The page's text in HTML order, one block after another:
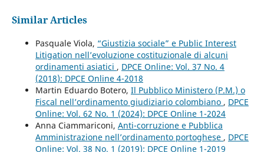
Similar Articles
Pasquale Viola, “Giustizia sociale” e Public Interest
Litigation nell’evoluzione costituzionale di alcuni
ordinamenti asiatici , DPCE Online: Vol. 37 No. 4
(2018): DPCE Online 4-2018
Martin Eduardo Botero, Il Pubblico Ministero (P.M.) o
Fiscal nell’ordinamento giudiziario colombiano , DPCE
Online: Vol. 62 No. 1 (2024): DPCE Online 1-2024
Anna Ciammariconi, Anti-corruzione e Pubblica
Amministrazione nell’ordinamento portoghese , DPCE
Online: Vol. 38 No. 1 (2019): DPCE Online 1-2019